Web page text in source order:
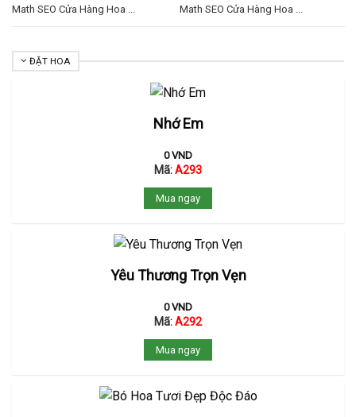
Math SEO Cửa Hàng Hoa ...
Math SEO Cửa Hàng Hoa ...
ĐẶT HOA
Nhớ Em
0VND
Mã:A293
Mua ngay
Yêu Thương Trọn Vẹn
0VND
Mã:A292
Mua ngay